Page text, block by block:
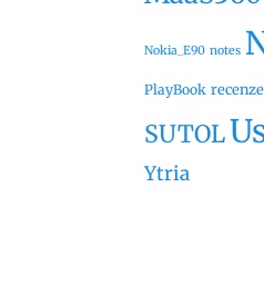
Nokia_E90 notes
PlayBook recenze
SUTOL
Ytria